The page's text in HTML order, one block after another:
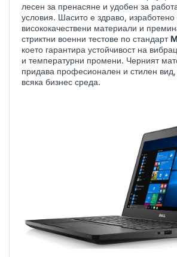
лесен за пренасяне и удобен за
условия. Шасито е здраво, изработено
висококачествени материали и
стриктни военни тестове по стандарт
което гарантира устойчивост на
и температурни промени. Черният
придава професионален и стилен
всяка бизнес среда.